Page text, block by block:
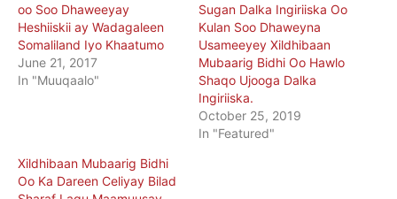
oo Soo Dhaweeyay
Heshiiskii ay Wadagaleen
Somaliland Iyo Khaatumo
June 21, 2017
In "Muuqaalo"
Sugan Dalka Ingiriiska Oo
Kulan Soo Dhaweyna
Usameeyey Xildhibaan
Mubaarig Bidhi Oo Hawlo
Shaqo Ujooga Dalka
Ingiriiska.
October 25, 2019
In "Featured"
Xildhibaan Mubaarig Bidhi
Oo Ka Dareen Celiyay Bilad